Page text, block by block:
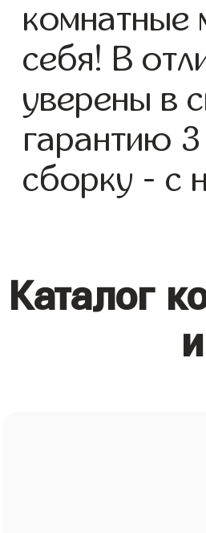
комнатные
себя! В
уверены в
гарантию
сборку - с
Каталог